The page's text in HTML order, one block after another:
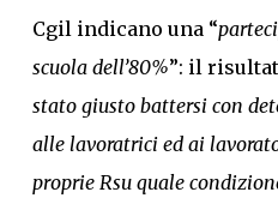
Cgil indicano una “
scuola dell’80%”: il
stato giusto battersi con
alle lavoratrici ed ai
proprie Rsu quale